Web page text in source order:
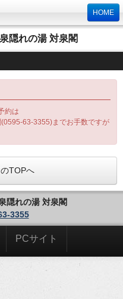
HOME
隠れの湯 対泉閣
約は
63-3355)までお手数ですが
TOPへ
隠れの湯 対泉閣
3355
PCサイト